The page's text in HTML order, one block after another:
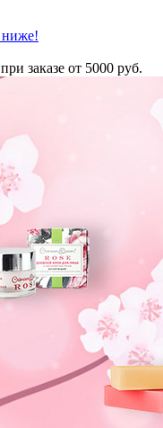
ниже!
заказе от 5000 руб.